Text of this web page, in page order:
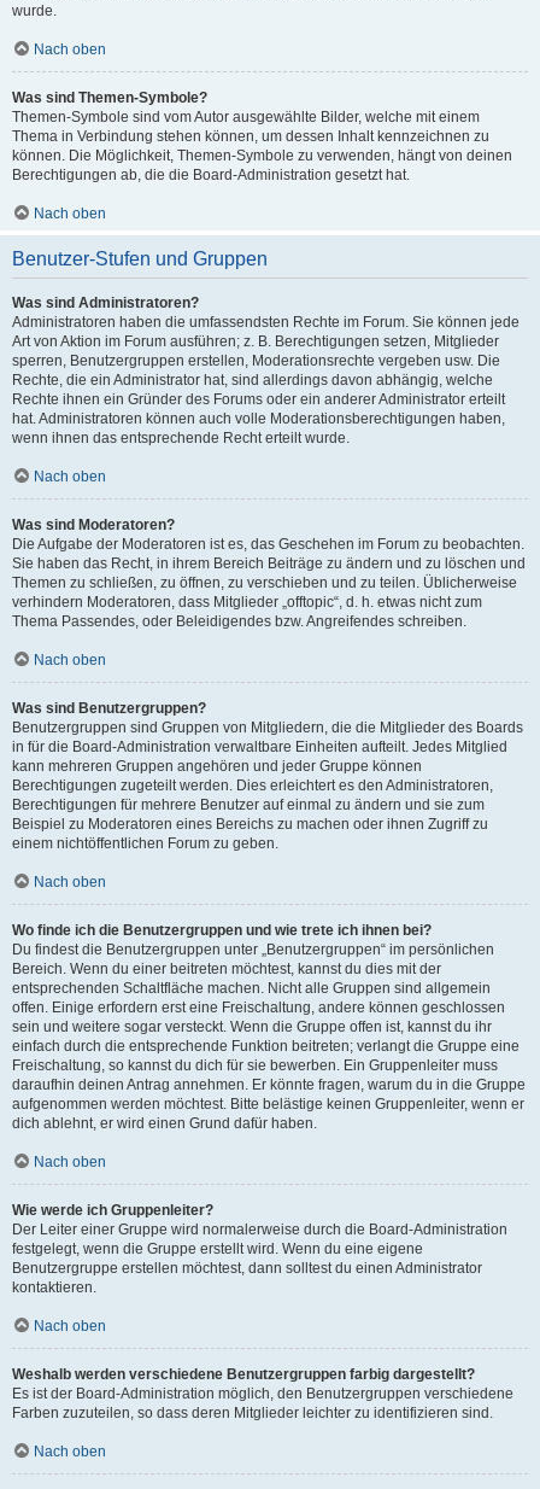
wurde.
Nach oben
Was sind Themen-Symbole?
Themen-Symbole sind vom Autor ausgewählte Bilder, welche mit einem
Thema in Verbindung stehen können, um dessen Inhalt kennzeichnen zu
können. Die Möglichkeit, Themen-Symbole zu verwenden, hängt von deinen
Berechtigungen ab, die die Board-Administration gesetzt hat.
Nach oben
Benutzer-Stufen und Gruppen
Was sind Administratoren?
Administratoren haben die umfassendsten Rechte im Forum. Sie können jede
Art von Aktion im Forum ausführen; z. B. Berechtigungen setzen, Mitglieder
sperren, Benutzergruppen erstellen, Moderationsrechte vergeben usw. Die
Rechte, die ein Administrator hat, sind allerdings davon abhängig, welche
Rechte ihnen ein Gründer des Forums oder ein anderer Administrator erteilt
hat. Administratoren können auch volle Moderationsberechtigungen haben,
wenn ihnen das entsprechende Recht erteilt wurde.
Nach oben
Was sind Moderatoren?
Die Aufgabe der Moderatoren ist es, das Geschehen im Forum zu beobachten.
Sie haben das Recht, in ihrem Bereich Beiträge zu ändern und zu löschen und
Themen zu schließen, zu öffnen, zu verschieben und zu teilen. Üblicherweise
verhindern Moderatoren, dass Mitglieder „offtopic“, d. h. etwas nicht zum
Thema Passendes, oder Beleidigendes bzw. Angreifendes schreiben.
Nach oben
Was sind Benutzergruppen?
Benutzergruppen sind Gruppen von Mitgliedern, die die Mitglieder des Boards
in für die Board-Administration verwaltbare Einheiten aufteilt. Jedes Mitglied
kann mehreren Gruppen angehören und jeder Gruppe können
Berechtigungen zugeteilt werden. Dies erleichtert es den Administratoren,
Berechtigungen für mehrere Benutzer auf einmal zu ändern und sie zum
Beispiel zu Moderatoren eines Bereichs zu machen oder ihnen Zugriff zu
einem nichtöffentlichen Forum zu geben.
Nach oben
Wo finde ich die Benutzergruppen und wie trete ich ihnen bei?
Du findest die Benutzergruppen unter „Benutzergruppen“ im persönlichen
Bereich. Wenn du einer beitreten möchtest, kannst du dies mit der
entsprechenden Schaltfläche machen. Nicht alle Gruppen sind allgemein
offen. Einige erfordern erst eine Freischaltung, andere können geschlossen
sein und weitere sogar versteckt. Wenn die Gruppe offen ist, kannst du ihr
einfach durch die entsprechende Funktion beitreten; verlangt die Gruppe eine
Freischaltung, so kannst du dich für sie bewerben. Ein Gruppenleiter muss
daraufhin deinen Antrag annehmen. Er könnte fragen, warum du in die Gruppe
aufgenommen werden möchtest. Bitte belästige keinen Gruppenleiter, wenn er
dich ablehnt, er wird einen Grund dafür haben.
Nach oben
Wie werde ich Gruppenleiter?
Der Leiter einer Gruppe wird normalerweise durch die Board-Administration
festgelegt, wenn die Gruppe erstellt wird. Wenn du eine eigene
Benutzergruppe erstellen möchtest, dann solltest du einen Administrator
kontaktieren.
Nach oben
Weshalb werden verschiedene Benutzergruppen farbig dargestellt?
Es ist der Board-Administration möglich, den Benutzergruppen verschiedene
Farben zuzuteilen, so dass deren Mitglieder leichter zu identifizieren sind.
Nach oben